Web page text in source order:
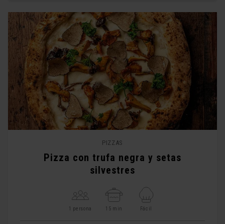
PIZZAS
Pizza con trufa negra y setas
silvestres
1 persona 15 min Fácil